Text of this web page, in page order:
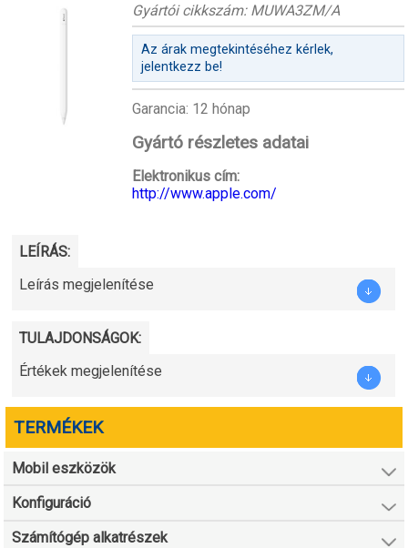
Gyártói cikkszám: MUWA3ZM/A
Az árak megtekintéséhez kérlek,
jelentkezz be!
Garancia: 12 hónap
Gyártó részletes adatai
Elektronikus cím:
http://www.apple.com/
LEÍRÁS:
Leírás megjelenítése
TULAJDONSÁGOK:
Értékek megjelenítése
TERMÉKEK
Mobil eszközök
Konfiguráció
Számítógép alkatrészek